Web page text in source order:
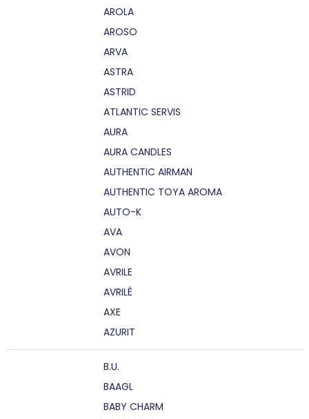
AROLA
AROSO
ARVA
ASTRA
ASTRID
ATLANTIC SERVIS
AURA
AURA CANDLES
AUTHENTIC AIRMAN
AUTHENTIC TOYA AROMA
AUTO-K
AVA
AVON
AVRILE
AVRILÉ
AXE
AZURIT
B.U.
BAAGL
BABY CHARM